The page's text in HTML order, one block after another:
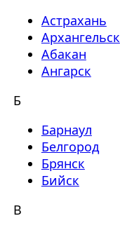
Астрахань
Архангельск
Абакан
Ангарск
Б
Барнаул
Белгород
Брянск
Бийск
В